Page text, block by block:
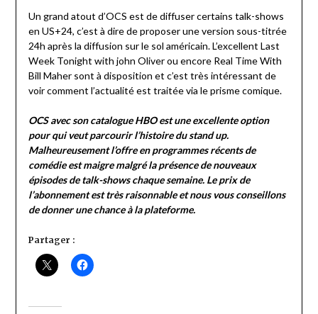
Un grand atout d’OCS est de diffuser certains talk-shows
en US+24, c’est à dire de proposer une version sous-titrée
24h après la diffusion sur le sol américain. L’excellent Last
Week Tonight with john Oliver ou encore Real Time With
Bill Maher sont à disposition et c’est très intéressant de
voir comment l’actualité est traitée via le prisme comique.
OCS avec son catalogue HBO est une excellente option
pour qui veut parcourir l’histoire du stand up.
Malheureusement l’offre en programmes récents de
comédie est maigre malgré la présence de nouveaux
épisodes de talk-shows chaque semaine. Le prix de
l’abonnement est très raisonnable et nous vous conseillons
de donner une chance à la plateforme.
Partager :